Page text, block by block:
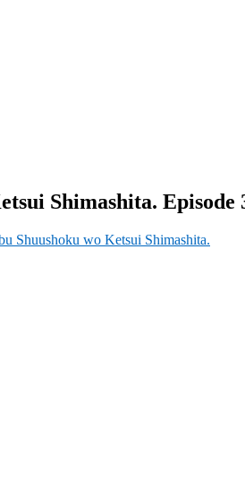
Shimashita. Episode
Shuushoku wo Ketsui Shimashita.